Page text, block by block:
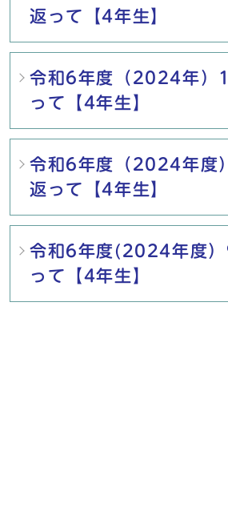
返って【4年生】
令和6年度（2024年）
って【4年生】
令和6年度（2024年度
返って【4年生】
令和6年度(2024年度）
って【4年生】